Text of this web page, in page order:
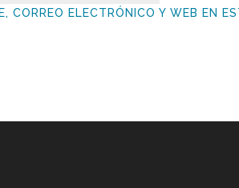
CORREO ELECTRÓNICO Y WEB EN